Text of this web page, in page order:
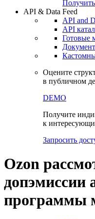
API & Data Feed
API and
API
Готовые
Оцените
в публичном
DEMO
Получите
к
Запросить
Ozon
допэмиссии
программы